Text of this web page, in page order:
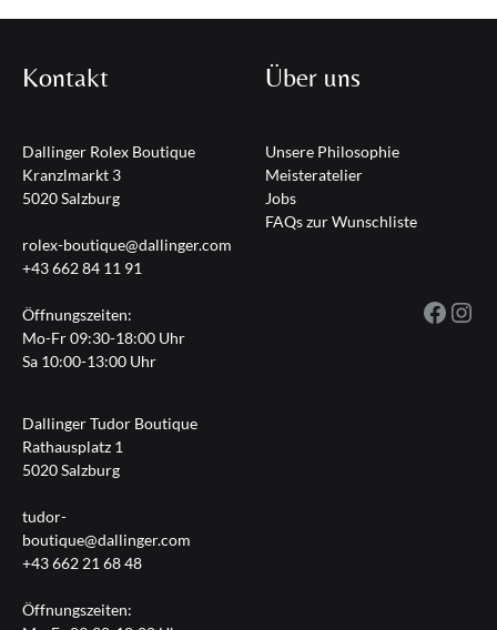
Kontakt
Dallinger Rolex Boutique
Kranzlmarkt 3
5020 Salzburg
rolex-boutique@dallinger.com
+43 662 84 11 91
Öffnungszeiten:
Mo-Fr 09:30-18:00 Uhr
Sa 10:00-13:00 Uhr
Dallinger Tudor Boutique
Rathausplatz 1
5020 Salzburg
tudor-
boutique@dallinger.com
+43 662 21 68 48
Öffnungszeiten:
Über uns
Unsere Philosophie
Meisteratelier
Jobs
FAQs zur Wunschliste